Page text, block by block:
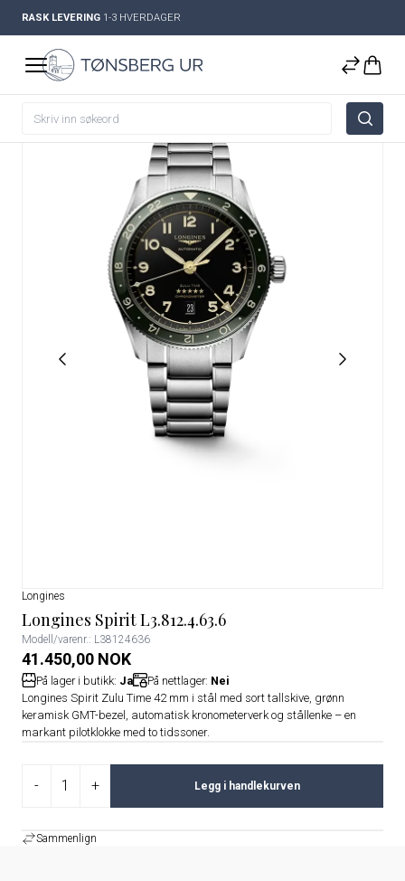
RASK LEVERING 1-3 HVERDAGER
Longines
Longines Spirit L3.812.4.63.6
Modell/varenr.: L38124636
41.450,00 NOK
På lager i butikk: Ja På nettlager: Nei
Longines Spirit Zulu Time 42 mm i stål med sort tallskive, grønn
keramisk GMT-bezel, automatisk kronometerverk og stållenke – en
markant pilotklokke med to tidssoner.
- + Legg i handlekurven
Sammenlign